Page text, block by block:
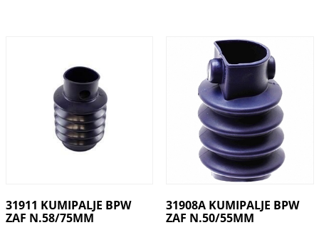
31911 KUMIPALJE BPW
ZAF N.58/75MM
31908A KUMIPALJE BPW
ZAF N.50/55MM